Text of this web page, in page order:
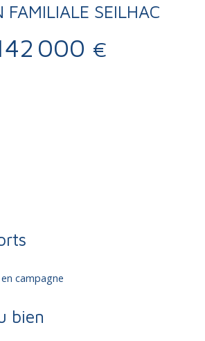
FAMILIALE SEILHAC
000 €
campagne
bien